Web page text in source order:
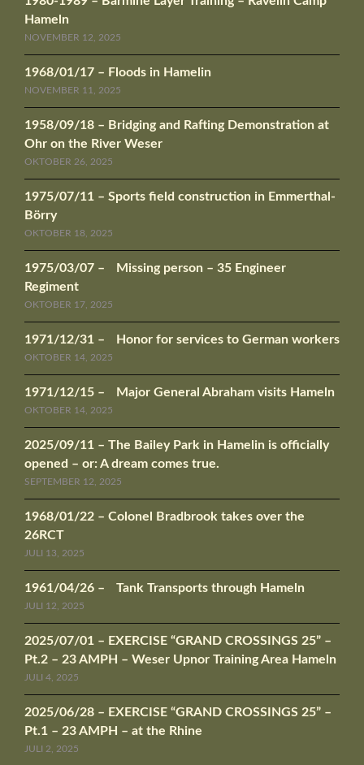
Hameln
NOVEMBER 12, 2025
1968/01/17 – Floods in Hamelin
NOVEMBER 11, 2025
1958/09/18 – Bridging and Rafting Demonstration at
Ohr on the River Weser
OKTOBER 26, 2025
1975/07/11 – Sports field construction in Emmerthal-
Börry
OKTOBER 18, 2025
1975/03/07 – Missing person – 35 Engineer
Regiment
OKTOBER 17, 2025
1971/12/31 – Honor for services to German workers
OKTOBER 14, 2025
1971/12/15 – Major General Abraham visits Hameln
OKTOBER 14, 2025
2025/09/11 – The Bailey Park in Hamelin is officially
opened – or: A dream comes true.
SEPTEMBER 12, 2025
1968/01/22 – Colonel Bradbrook takes over the
26RCT
JULI 13, 2025
1961/04/26 – Tank Transports through Hameln
JULI 12, 2025
2025/07/01 – EXERCISE “GRAND CROSSINGS 25” –
Pt.2 – 23 AMPH – Weser Upnor Training Area Hameln
JULI 4, 2025
2025/06/28 – EXERCISE “GRAND CROSSINGS 25” –
Pt.1 – 23 AMPH – at the Rhine
JULI 2, 2025